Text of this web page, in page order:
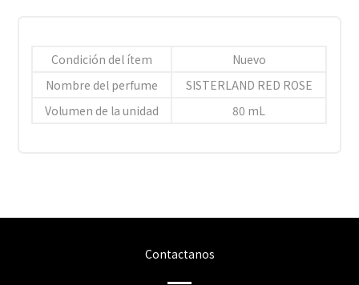
Condición del ítem
Nuevo
Nombre del perfume
SISTERLAND RED ROSE
Volumen de la unidad
80 mL
Contactanos